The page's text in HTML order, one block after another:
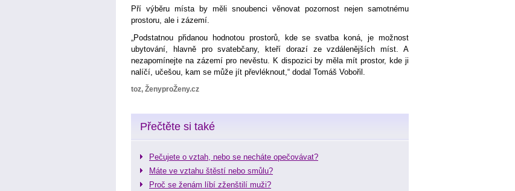
Pří výběru místa by měli snoubenci věnovat pozornost nejen samotnému
prostoru, ale i zázemí.
„Podstatnou přidanou hodnotou prostorů, kde se svatba koná, je možnost
ubytování, hlavně pro svatebčany, kteří dorazí ze vzdálenějších míst. A
nezapomínejte na zázemí pro nevěstu. K dispozici by měla mít prostor, kde ji
nalíčí, učešou, kam se může jít převléknout,“ dodal Tomáš Vobořil.
toz, ŽenyproŽeny.cz
Přečtěte si také
Pečujete o vztah, nebo se necháte opečovávat?
Máte ve vztahu štěstí nebo smůlu?
Proč se ženám líbí zženštilí muži?